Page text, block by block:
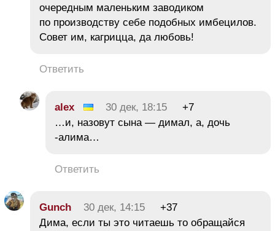
очередным маленьким заводиком
по производству себе подобных имбецилов.
Совет им, кагрицца, да любовь!
Ответить
alex 30 дек, 18:15
+7
…и, назовут сына — димал, а, дочь
-алима…
Ответить
Gunch 30 дек, 14:15
+37
Дима, если ты это читаешь то обращайся